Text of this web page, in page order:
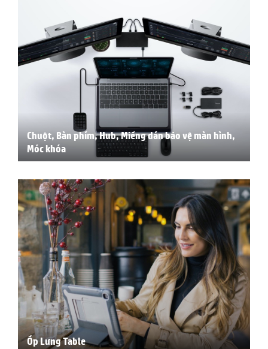
Chuột, Bàn phím, Hub, Miếng dán bảo vệ màn hình,
Móc khóa
Ốp Lưng Table